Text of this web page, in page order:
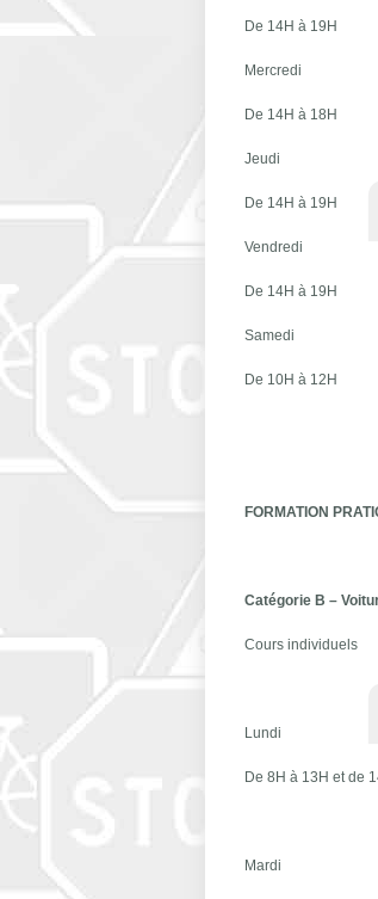
De 14H à 19H
Mercredi
De 14H à 18H
Jeudi
De 14H à 19H
Vendredi
De 14H à 19H
Samedi
De 10H à 12H
FORMATION
Catégorie B –
Cours individuels
Lundi
De 8H à 13H et de
Mardi